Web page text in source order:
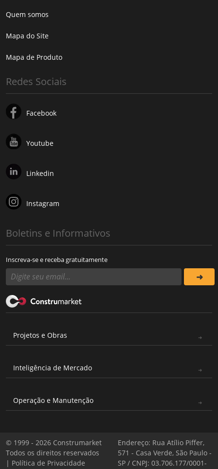
Quem somos
Mapa do Site
Mapa de Produto
Redes Sociais
Facebook
Youtube
Linkedin
Instagram
Boletins e Informativos
Inscreva-se e receba gratuitamente
Projetos e Obras
Inteligência de Mercado
Operação e Manutenção
© 1999 - 2026 Construmarket
Todos os direitos reservados
| Política de Privacidade
Endereço: Rua Atílio Piffer,
571 - Casa Verde, São Paulo -
SP / CNPJ: 03.706.177/0001-